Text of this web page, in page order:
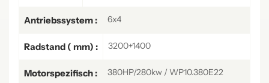
Antriebssystem : 6x4
Radstand ( mm) : 3200+1400
Motorspezifisch : 380HP/280kw / WP10.380E22